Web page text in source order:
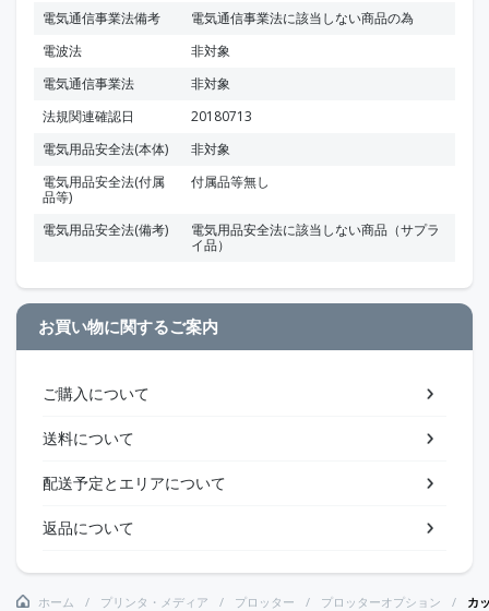
電気通信事業法備考
電気通信事業法に該当しない商品の為
電波法
非対象
電気通信事業法
非対象
法規関連確認日
20180713
電気用品安全法(本体)
非対象
電気用品安全法(付属
品等)
付属品等無し
電気用品安全法(備考)
電気用品安全法に該当しない商品（サプラ
イ品）
お買い物に関するご案内
ご購入について
送料について
配送予定とエリアについて
返品について
ホーム プリンタ・メディア プロッター プロッターオプション カ